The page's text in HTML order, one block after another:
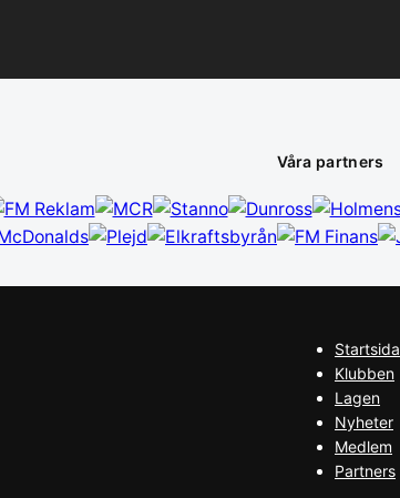
Våra partners
Startsida
Klubben
Lagen
Nyheter
Medlem
Partners